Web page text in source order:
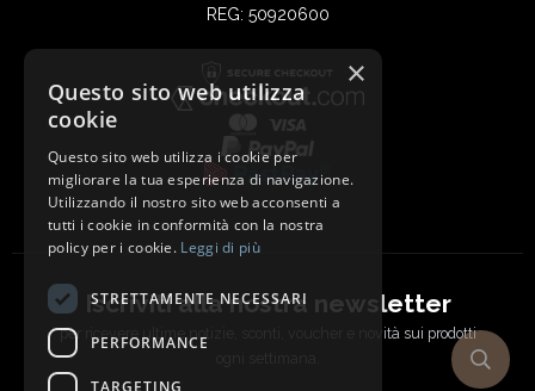
REG: 50920600
Iscriviti alla nostra newsletter
per ricevere ultime notizie, sconti, voucher e novità sui prodotti
×
Questo sito web utilizza
cookie
Questo sito web utilizza i cookie per
migliorare la tua esperienza di navigazione.
Utilizzando il nostro sito web acconsenti a
tutti i cookie in conformità con la nostra
policy per i cookie. Leggi di più
STRETTAMENTE NECESSARI
PERFORMANCE
TARGETING